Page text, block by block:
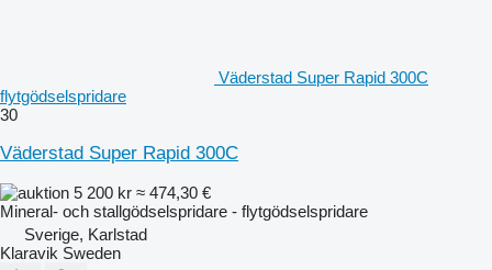
Väderstad Super Rapid 300C
flytgödselspridare
30
Väderstad Super Rapid 300C
5 200 kr ≈ 474,30 €
Mineral- och stallgödselspridare - flytgödselspridare
Sverige, Karlstad
Klaravik Sweden